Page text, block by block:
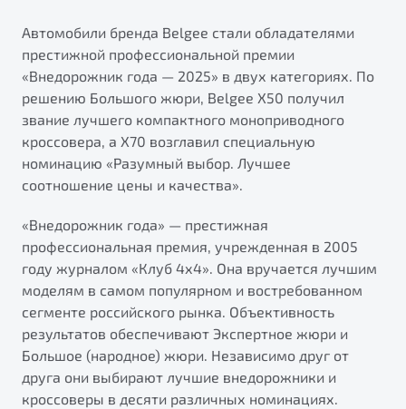
Элегантный и практичный седан
Обзор В наличии
X70
Узнайте о специальных выгодах при покупке
автомобиля Belgee
Подробно
Автомобили в наличии
Тест-драйв
Автокредит
Спецпредложения
Помощь на дорогах
Будьте еще более уверены на дорогах с программой
"Помощь на дорогах"
Преимущества программы
Автомобили бренда Belgee стали обладателями
престижной профессиональной премии
«Внедорожник года — 2025» в двух категориях. По
решению Большого жюри, Belgee X50 получил
звание лучшего компактного моноприводного
кроссовера, а X70 возглавил специальную
номинацию «Разумный выбор. Лучшее
соотношение цены и качества».
«Внедорожник года» — престижная
профессиональная премия, учрежденная в 2005
году журналом «Клуб 4х4». Она вручается лучшим
моделям в самом популярном и востребованном
сегменте российского рынка. Объективность
результатов обеспечивают Экспертное жюри и
Большое (народное) жюри. Независимо друг от
друга они выбирают лучшие внедорожники и
кроссоверы в десяти различных номинациях.